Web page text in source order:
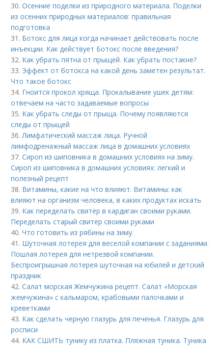
30.Осенние поделки из природного материала. Поделки
из осенних природных материалов: правильная
подготовка
31. Ботокс для лица когда начинает действовать после
инъекции. Как действует Ботокс после введения?
32. Как убрать пятна от прыщей. Как убрать постакне?
33. Эффект от ботокса на какой день заметен результат.
Что такое ботокс
34. Гноится прокол хряща. Прокалывание ушек детям:
отвечаем на часто задаваемые вопросы
35. Как убрать следы от прыща. Почему появляются
следы от прыщей
36.Лимфатический массаж лица. Ручной
лимфодренажный массаж лица в домашних условиях
37.Сироп из шиповника в домашних условиях на зиму.
Сироп из шиповника в домашних условиях: легкий и
полезный рецепт
38. Витамины, какие на что влияют. Витамины: как
влияют на организм человека, в каких продуктах искать
39. Как переделать свитер в кардиган своими руками.
Переделать старый свитер своими руками
40.Что готовить из рябины на зиму.
41. Шуточная лотерея для веселой компании с заданиями.
Пошлая лотерея для нетрезвой компании.
Беспроигрышная лотерея шуточная на юбилей и детский
праздник
42.Салат морская Жемчужина рецепт. Салат «Морская
жемчужина» с кальмаром, крабовыми палочками и
креветками
43. Как сделать черную глазурь для печенья. Глазурь для
росписи
44. КАК СШИТЬ тунику из платка. Пляжная туника. Туника